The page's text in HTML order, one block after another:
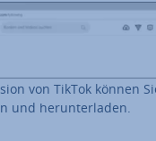
von TikTok können
und her­un­ter­la­den.